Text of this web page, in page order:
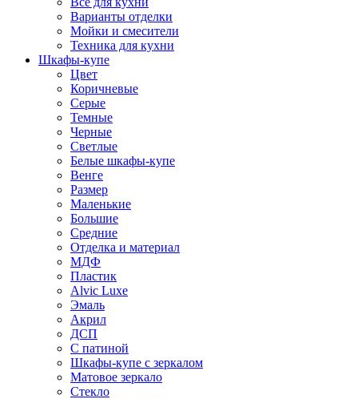
Варианты отделки
Мойки и смесители
Техника для кухни
Шкафы-купе
Цвет
Коричневые
Серые
Темные
Черные
Светлые
Белые шкафы-купе
Венге
Размер
Маленькие
Большие
Средние
Отделка и материал
МДФ
Пластик
Alvic Luxe
Эмаль
Акрил
ДСП
С патиной
Шкафы-купе с зеркалом
Матовое зеркало
Стекло